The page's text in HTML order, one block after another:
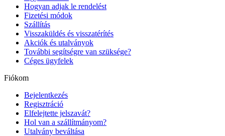
Hogyan adjak le rendelést
Fizetési módok
Szállítás
Visszaküldés és visszatérítés
Akciók és utalványok
További segítségre van szüksége?
Céges ügyfelek
Fiókom
Bejelentkezés
Regisztráció
Elfelejtette jelszavát?
Hol van a szállítmányom?
Utalvány beváltása